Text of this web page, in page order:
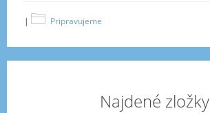
| Pripravujeme
Najdené zložky